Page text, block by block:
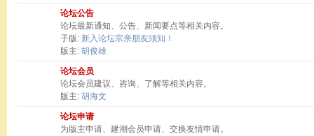
论坛公告
论坛最新通知、公告、新闻要点等相关内容。
子版: 新入论坛宗亲朋友须知！
版主: 胡俊雄
论坛会员
论坛会员建议、咨询、了解等相关内容。
版主: 胡海文
论坛申请
为版主申请、建潮会员申请、交换友情申请。